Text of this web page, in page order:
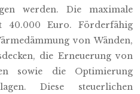
werden. Die maximale
40.000 Euro. Förderfähig
von Wänden,
die Erneuerung von
sowie die Optimierung
Diese steuerlichen